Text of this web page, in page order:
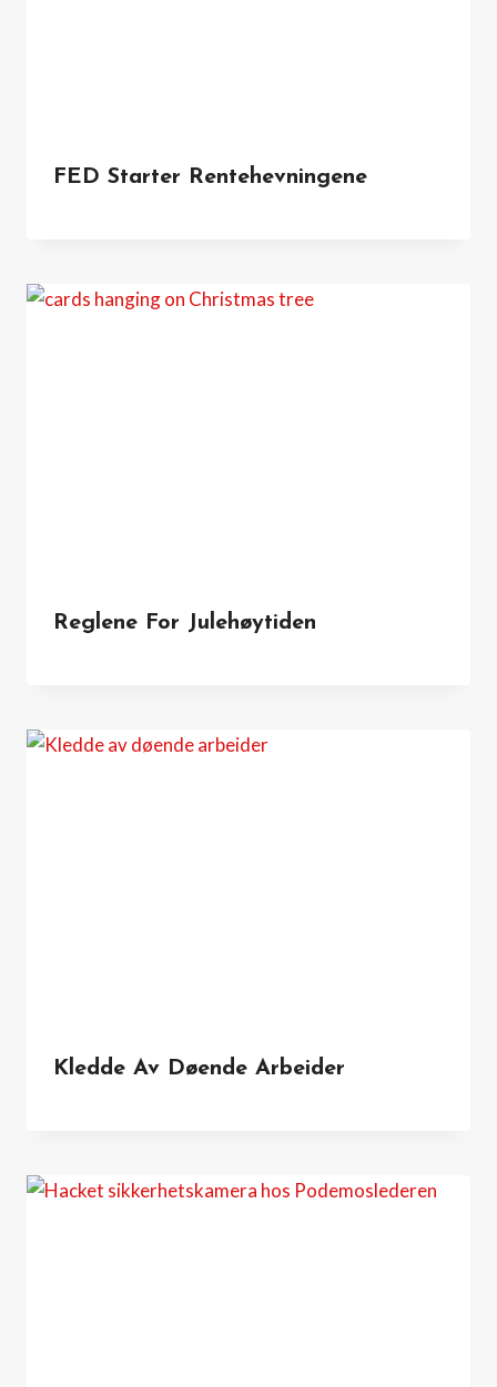
FED Starter Rentehevningene
Reglene For Julehøytiden
Kledde Av Døende Arbeider